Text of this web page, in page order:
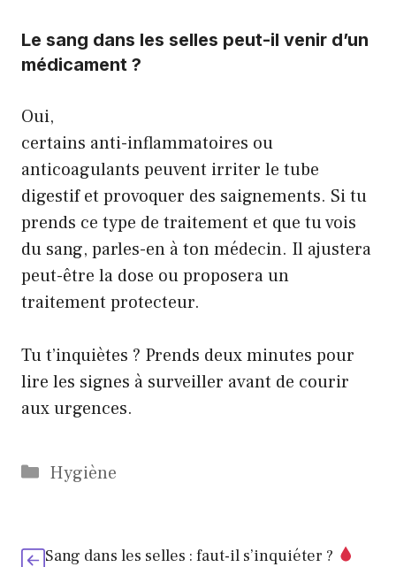
Le sang dans les selles peut-il venir d’un
médicament ?
Oui,
certains anti-inflammatoires ou
anticoagulants peuvent irriter le tube
digestif et provoquer des saignements. Si tu
prends ce type de traitement et que tu vois
du sang, parles-en à ton médecin. Il ajustera
peut-être la dose ou proposera un
traitement protecteur.
Tu t’inquiètes ? Prends deux minutes pour
lire les signes à surveiller avant de courir
aux urgences.
Catégories
Hygiène
Sang dans les selles : faut-il s’inquiéter ?